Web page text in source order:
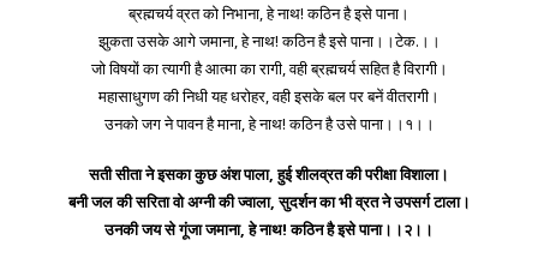
ब्रह्मचर्य व्रत को निभाना, हे नाथ! कठिन है इसे पाना।
झुकता उसके आगे जमाना, हे नाथ! कठिन है इसे पाना।।टेक.।।
जो विषयों का त्यागी है आत्मा का रागी, वही ब्रह्मचर्य सहित है विरागी।
महासाधुगण की निधी यह धरोहर, वही इसके बल पर बनें वीतरागी।
उनको जग ने पावन है माना, हे नाथ! कठिन है उसे पाना।।१।।
सती सीता ने इसका कुछ अंश पाला, हुई शीलव्रत की परीक्षा विशाला।
बनी जल की सरिता वो अग्नी की ज्वाला, सुदर्शन का भी व्रत ने उपसर्ग टाला।
उनकी जय से गूंजा जमाना, हे नाथ! कठिन है इसे पाना।।२।।